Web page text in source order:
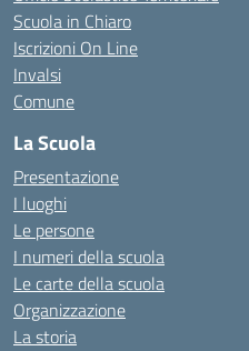
Scuola in Chiaro
Iscrizioni On Line
Invalsi
Comune
La Scuola
Presentazione
I luoghi
Le persone
I numeri della scuola
Le carte della scuola
Organizzazione
La storia